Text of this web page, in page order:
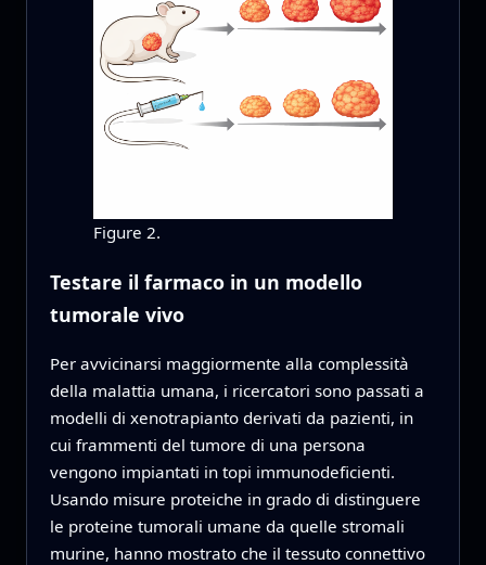
Figure 2.
Testare il farmaco in un modello
tumorale vivo
Per avvicinarsi maggiormente alla complessità
della malattia umana, i ricercatori sono passati a
modelli di xenotrapianto derivati da pazienti, in
cui frammenti del tumore di una persona
vengono impiantati in topi immunodeficienti.
Usando misure proteiche in grado di distinguere
le proteine tumorali umane da quelle stromali
murine, hanno mostrato che il tessuto connettivo